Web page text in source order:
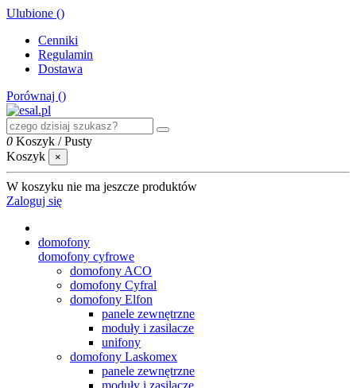
Ulubione ()
Cenniki
Regulamin
Dostawa
Porównaj ()
0 Koszyk /Pusty
Koszyk
×
W koszyku nie ma jeszcze produktów
Zaloguj się
domofony
domofony cyfrowe
domofony ACO
domofony Cyfral
domofony Elfon
panele zewnętrzne
moduły i zasilacze
unifony
domofony Laskomex
panele zewnętrzne
moduły i zasilacze